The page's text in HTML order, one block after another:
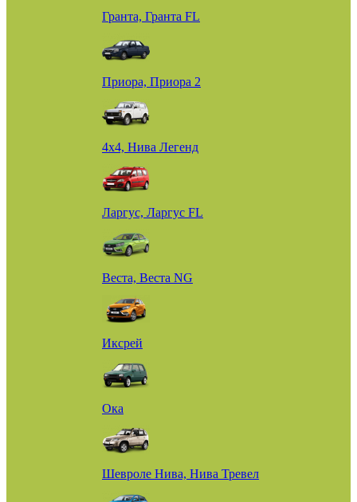
Гранта, Гранта FL
Приора, Приора 2
4х4, Нива Легенд
Ларгус, Ларгус FL
Веста, Веста NG
Иксрей
Ока
Шевроле Нива, Нива Тревел